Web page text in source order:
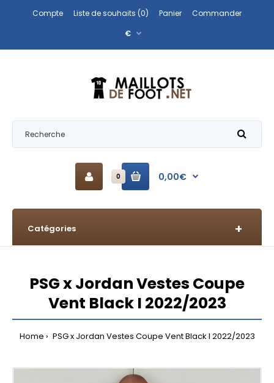
Compte Liste de souhaits (0) Panier
Commander
€
0 0,00€
Catégories
PSG x Jordan Vestes Coupe
Vent Black I 2022/2023
Home PSG x Jordan Vestes Coupe Vent Black I 2022/2023